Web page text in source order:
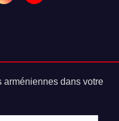
arméniennes dans votre